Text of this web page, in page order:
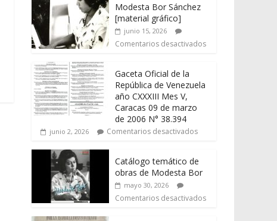
Modesta Bor Sánchez
[material gráfico]
junio 15, 2026
Comentarios desactivados
Gaceta Oficial de la
República de Venezuela
año CXXXIII Mes V,
Caracas 09 de marzo
de 2006 N° 38.394
junio 2, 2026 Comentarios desactivados
Catálogo temático de
obras de Modesta Bor
mayo 30, 2026
Comentarios desactivados